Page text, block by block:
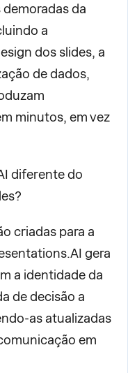
da
a
dos slides, a
de dados,
minutos, em vez
diferente do
criadas para a
gera
a identidade da
de decisão a
as atualizadas
em